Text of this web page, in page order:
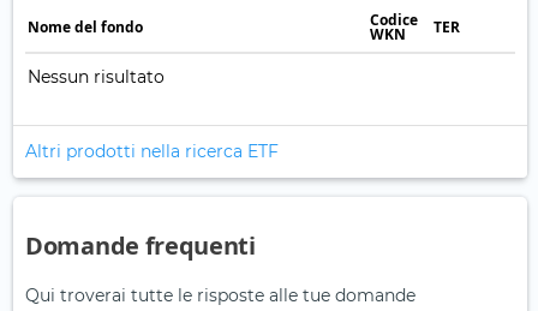
Nome del fondo Codice
WKN TER
Nessun risultato
Altri prodotti nella ricerca ETF
Domande frequenti
Qui troverai tutte le risposte alle tue domande